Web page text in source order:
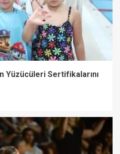
Yüzücüleri Sertifikalarını